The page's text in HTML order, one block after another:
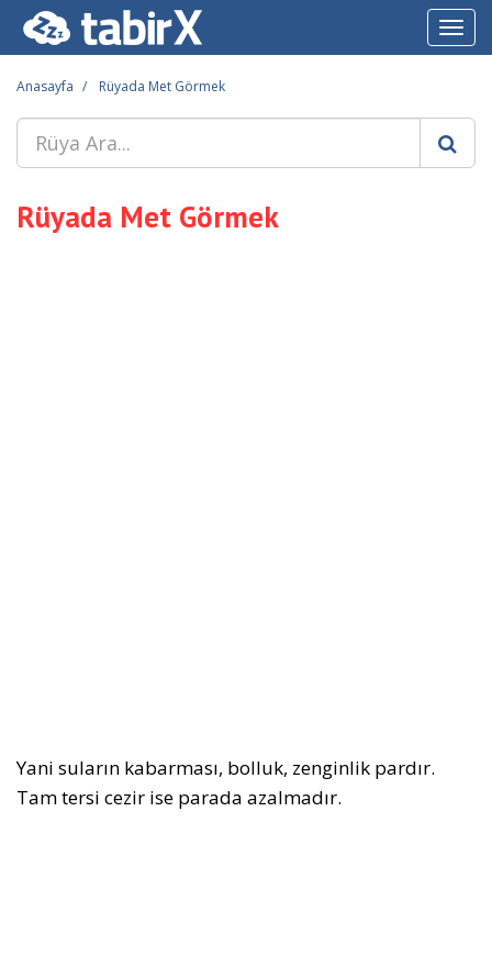
Anasayfa Rüyada Met Görmek
Rüyada Met Görmek
Yani suların kabarması, bolluk, zenginlik pardır.
Tam tersi cezir ise parada azalmadır.